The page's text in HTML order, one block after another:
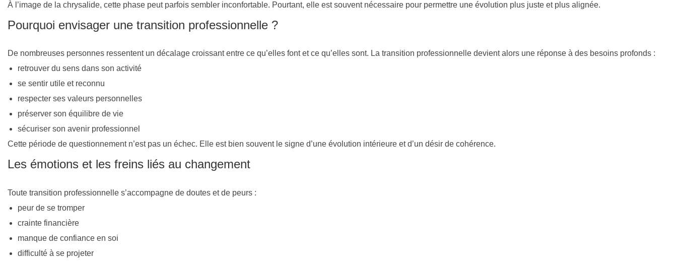
À l’image de la chrysalide, cette phase peut parfois sembler inconfortable. Pourtant, elle est souvent nécessaire pour permettre une évolution plus juste et plus alignée.
Pourquoi envisager une transition professionnelle ?
De nombreuses personnes ressentent un décalage croissant entre ce qu’elles font et ce qu’elles sont. La transition professionnelle devient alors une réponse à des besoins profonds :
retrouver du sens dans son activité
se sentir utile et reconnu
respecter ses valeurs personnelles
préserver son équilibre de vie
sécuriser son avenir professionnel
Cette période de questionnement n’est pas un échec. Elle est bien souvent le signe d’une évolution intérieure et d’un désir de cohérence.
Les émotions et les freins liés au changement
Toute transition professionnelle s’accompagne de doutes et de peurs :
peur de se tromper
crainte financière
manque de confiance en soi
difficulté à se projeter